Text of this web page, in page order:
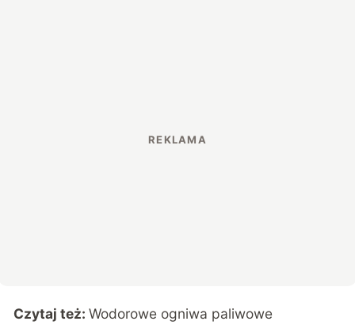
Czytaj też:Wodorowe ogniwa paliwowe